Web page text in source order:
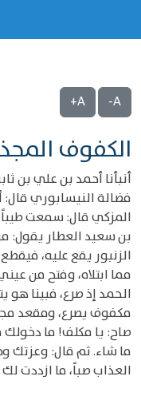
A-
A+
الكفوف
أنبأنا أحمد بن علي بن
فضالة النيسابوري قال:
المزكي قال: سمعت
بن سعيد العطار يقول:
الزنبور يقع عليه،
مما ابتلاه، وفتح من
الحمد إذ صرع، فبينا هو
مكفوف يصرع، ومقعد
صاح: يا مكلف! ما
ما شاء. ثم قال: وعزتك
العذاب صباً، ما ازددت لك